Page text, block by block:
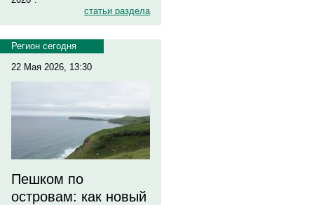
статьи раздела
Регион сегодня
22 Мая 2026, 13:30
Пешком по
островам: как новый